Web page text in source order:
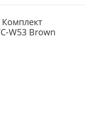
Комплект
W53 Brown